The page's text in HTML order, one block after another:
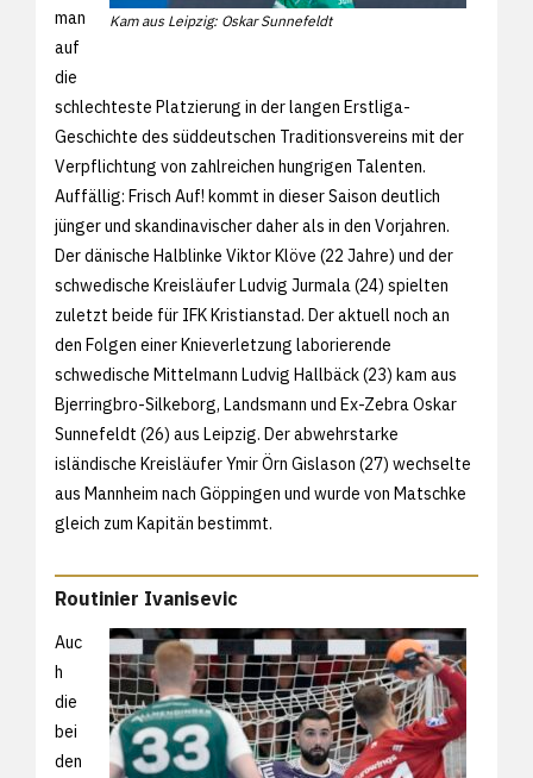
Kam aus Leipzig: Oskar Sunnefeldt
man
auf
die
schlechteste Platzierung in der langen Erstliga-
Geschichte des süddeutschen Traditionsvereins mit der
Verpflichtung von zahlreichen hungrigen Talenten.
Auffällig: Frisch Auf! kommt in dieser Saison deutlich
jünger und skandinavischer daher als in den Vorjahren.
Der dänische Halblinke Viktor Klöve (22 Jahre) und der
schwedische Kreisläufer Ludvig Jurmala (24) spielten
zuletzt beide für IFK Kristianstad. Der aktuell noch an
den Folgen einer Knieverletzung laborierende
schwedische Mittelmann Ludvig Hallbäck (23) kam aus
Bjerringbro-Silkeborg, Landsmann und Ex-Zebra Oskar
Sunnefeldt (26) aus Leipzig. Der abwehrstarke
isländische Kreisläufer Ymir Örn Gislason (27) wechselte
aus Mannheim nach Göppingen und wurde von Matschke
gleich zum Kapitän bestimmt.
Routinier Ivanisevic
Auc
h
die
bei
den